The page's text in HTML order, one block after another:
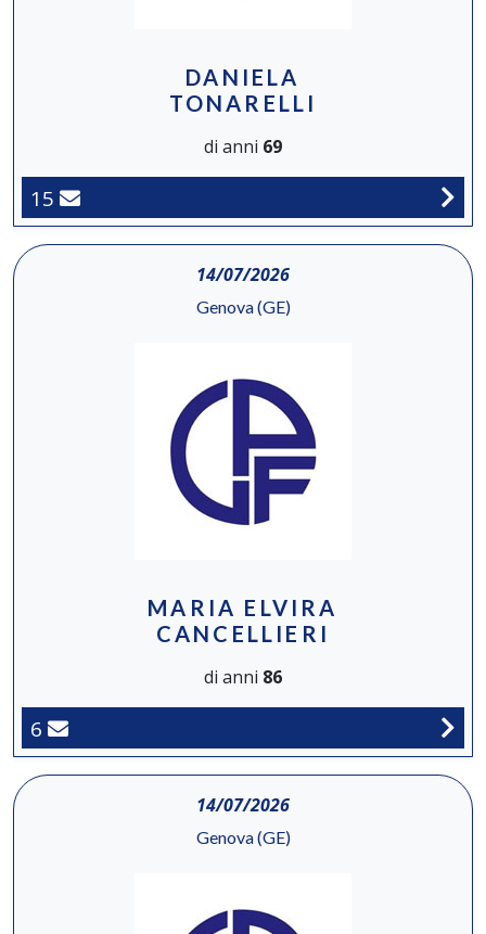
DANIELA
TONARELLI
di anni 69
15
14/07/2026
Genova (GE)
MARIA ELVIRA
CANCELLIERI
di anni 86
6
14/07/2026
Genova (GE)